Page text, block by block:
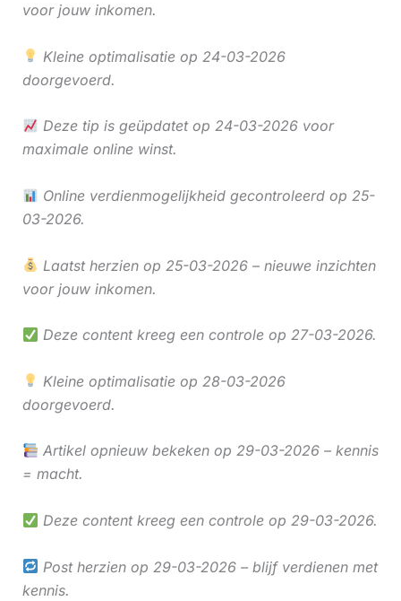
voor jouw inkomen.
Kleine optimalisatie op 24-03-2026
doorgevoerd.
Deze tip is geüpdatet op 24-03-2026 voor
maximale online winst.
Online verdienmogelijkheid gecontroleerd op 25-
03-2026.
Laatst herzien op 25-03-2026 – nieuwe inzichten
voor jouw inkomen.
Deze content kreeg een controle op 27-03-2026.
Kleine optimalisatie op 28-03-2026
doorgevoerd.
Artikel opnieuw bekeken op 29-03-2026 – kennis
= macht.
Deze content kreeg een controle op 29-03-2026.
Post herzien op 29-03-2026 – blijf verdienen met
kennis.